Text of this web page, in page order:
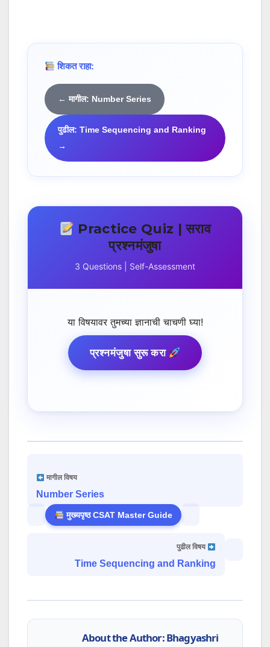
शिकत राहा:
← मागील: Number Series
पुढील: Time Sequencing and Ranking
→
Practice Quiz | सराव
प्रश्नमंजुषा
3 Questions | Self-Assessment
या विषयावर तुमच्या ज्ञानाची चाचणी घ्या!
प्रश्नमंजुषा सुरू करा
मागील विषय
Number Series
मुख्यपृष्ठ CSAT Master Guide
पुढील विषय
Time Sequencing and Ranking
About the Author: Bhagyashri